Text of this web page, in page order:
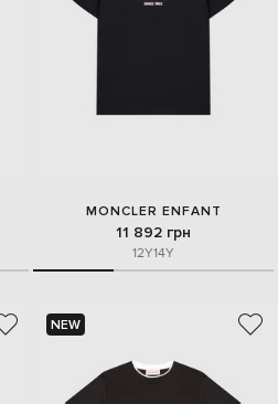
MONCLER ENFANT
11 892 грн
12Y14Y
NEW